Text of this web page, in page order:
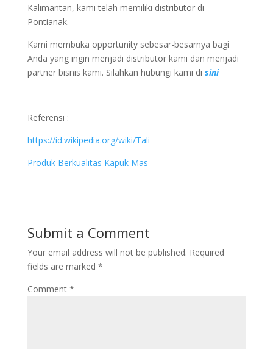
Kalimantan, kami telah memiliki distributor di
Pontianak.
Kami membuka opportunity sebesar-besarnya bagi
Anda yang ingin menjadi distributor kami dan menjadi
partner bisnis kami. Silahkan hubungi kami di sini
Referensi :
https://id.wikipedia.org/wiki/Tali
Produk Berkualitas Kapuk Mas
Submit a Comment
Your email address will not be published. Required
fields are marked *
Comment *